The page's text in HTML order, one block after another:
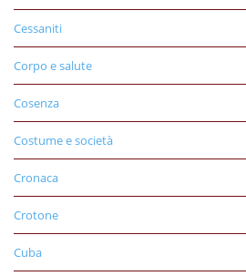
Cessaniti
Corpo e salute
Cosenza
Costume e società
Cronaca
Crotone
Cuba